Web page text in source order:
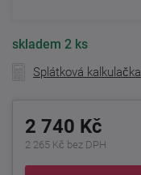
skladem 2 ks
Splátková kalkulačka
2 740 Kč
2 265 Kč bez DPH